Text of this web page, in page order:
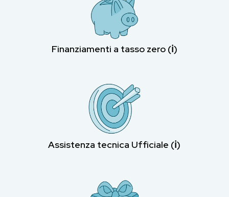
Finanziamenti a tasso zero (ℹ︎)
Assistenza tecnica Ufficiale (ℹ︎)